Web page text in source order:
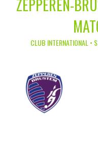
ZEPPEREN-
CLUB INTERNATIONAL •